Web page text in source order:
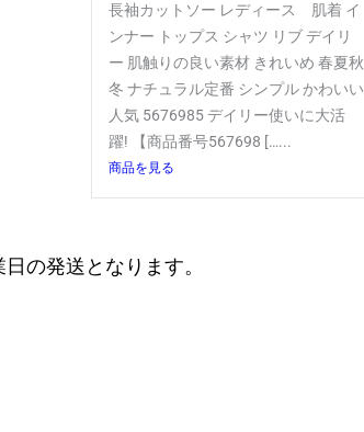
長袖カットソー レディース 肌着 イ
ンナー トップス シャツ リブ デイリ
ー 肌触りの良い素材 きれいめ 春夏秋
冬 ナチュラル定番 シンプル かわいい
人気 5676985 デイリー使いに大活
躍! 【商品番号567698 […...
商品を見る
の発送となります。